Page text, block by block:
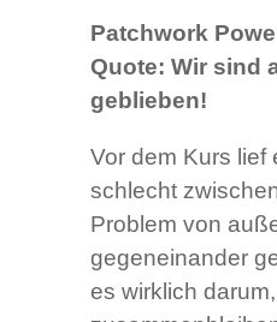
Patchwork
Quote: Wir sind
geblieben!
Vor dem Kurs lief
schlecht
Problem von
gegeneinander
es wirklich